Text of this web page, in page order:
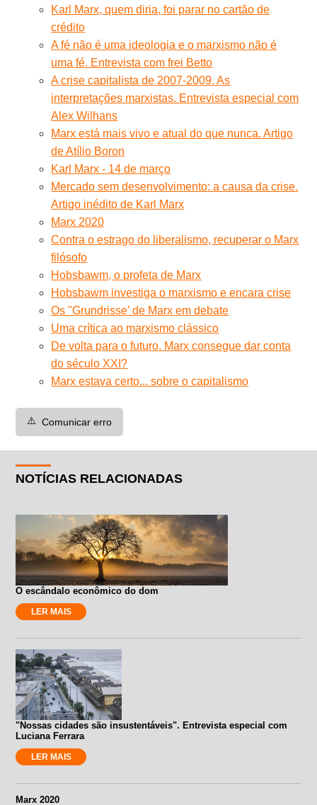
Karl Marx, quem diria, foi parar no cartão de
crédito
A fé não é uma ideologia e o marxismo não é
uma fé. Entrevista com frei Betto
A crise capitalista de 2007-2009. As
interpretações marxistas. Entrevista especial com
Alex Wilhans
Marx está mais vivo e atual do que nunca. Artigo
de Atílio Boron
Karl Marx - 14 de março
Mercado sem desenvolvimento: a causa da crise.
Artigo inédito de Karl Marx
Marx 2020
Contra o estrago do liberalismo, recuperar o Marx
filósofo
Hobsbawm, o profeta de Marx
Hobsbawm investiga o marxismo e encara crise
Os "Grundrisse’ de Marx em debate
Uma crítica ao marxismo clássico
De volta para o futuro. Marx consegue dar conta
do século XXI?
Marx estava certo... sobre o capitalismo
⚠️ Comunicar erro
NOTÍCIAS RELACIONADAS
O escândalo econômico do dom
LER MAIS
"Nossas cidades são insustentáveis". Entrevista especial com
Luciana Ferrara
LER MAIS
Marx 2020